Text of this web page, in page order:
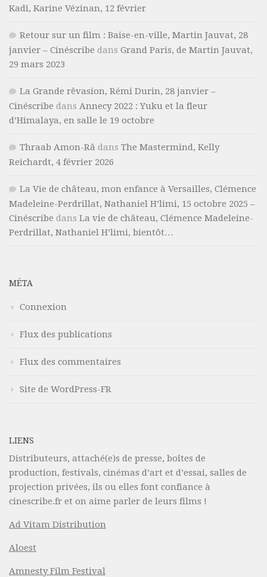
Kadi, Karine Vézinan, 12 février
Retour sur un film : Baise-en-ville, Martin Jauvat, 28
janvier – Cinéscribe dans Grand Paris, de Martin Jauvat,
29 mars 2023
La Grande rêvasion, Rémi Durin, 28 janvier –
Cinéscribe dans Annecy 2022 : Yuku et la fleur
d’Himalaya, en salle le 19 octobre
Thraab Amon-Râ dans The Mastermind, Kelly
Reichardt, 4 février 2026
La Vie de château, mon enfance à Versailles, Clémence
Madeleine-Perdrillat, Nathaniel H’limi, 15 octobre 2025 –
Cinéscribe dans La vie de château, Clémence Madeleine-
Perdrillat, Nathaniel H’limi, bientôt…
MÉTA
Connexion
Flux des publications
Flux des commentaires
Site de WordPress-FR
LIENS
Distributeurs, attaché(e)s de presse, boîtes de
production, festivals, cinémas d’art et d’essai, salles de
projection privées, ils ou elles font confiance à
cinescribe.fr et on aime parler de leurs films !
Ad Vitam Distribution
Aloest
Amnesty Film Festival